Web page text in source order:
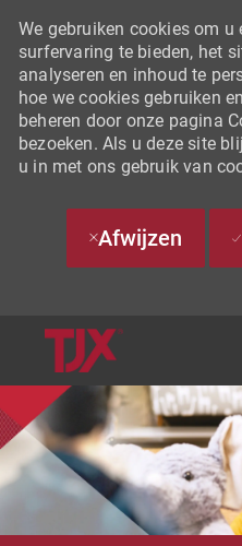
We gebruiken cookies om u
surfervaring te bieden, het
analyseren en inhoud te
hoe we cookies gebruiken
beheren door onze pagina
bezoeken. Als u deze site
u in met ons gebruik van
Afwijzen